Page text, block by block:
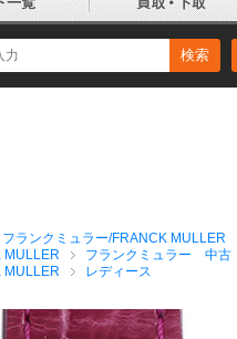
検索
フランクミュラー/FRANCK MULLER
MULLER
フランクミュラー 中古
MULLER
レディース